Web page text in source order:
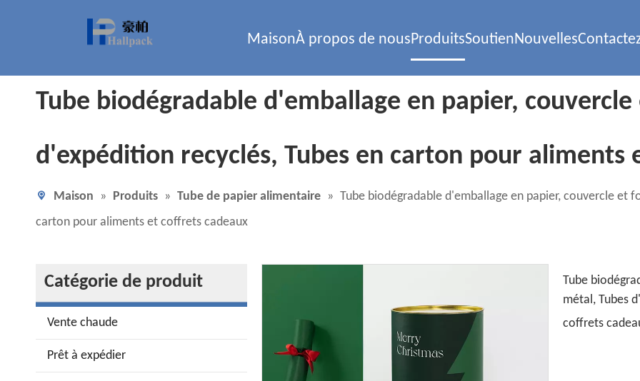
MaisonÀ propos de nousProduitsSoutienNouvelles
Tube biodégradable d'emballage en papier,
d'expédition recyclés, Tubes en carton pour aliments
Maison » Produits » Tube de papier alimentaire » Tube biodégradable d'emballage en papier, couvercle et
carton pour aliments et coffrets cadeaux
Catégorie de produit
Vente chaude
Prêt à expédier
Tube
métal, Tubes
coffrets